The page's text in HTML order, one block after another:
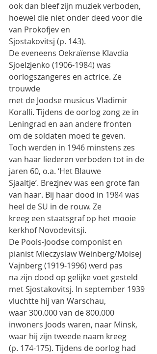
ook dan bleef zijn muziek verboden,
hoewel die niet onder deed voor die
van Prokofjev en
Sjostakovitsj (p. 143).
De eveneens Oekraïense Klavdia
Sjoelzjenko (1906-1984) was
oorlogszangeres en actrice. Ze
trouwde
met de Joodse musicus Vladimir
Koralli. Tijdens de oorlog zong ze in
Leningrad en aan andere fronten
om de soldaten moed te geven.
Toch werden in 1946 minstens zes
van haar liederen verboden tot in de
jaren 60, o.a. ‘Het Blauwe
Sjaaltje’. Brezjnev was een grote fan
van haar. Bij haar dood in 1984 was
heel de SU in de rouw. Ze
kreeg een staatsgraf op het mooie
kerkhof Novodevitsji.
De Pools-Joodse componist en
pianist Mieczyslaw Weinberg/Moisej
Vajnberg (1919-1996) werd pas
na zijn dood op gelijke voet gesteld
met Sjostakovitsj. In september 1939
vluchtte hij van Warschau,
waar 300.000 van de 800.000
inwoners Joods waren, naar Minsk,
waar hij zijn tweede naam kreeg
(p. 174-175). Tijdens de oorlog had